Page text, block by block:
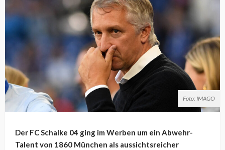
Foto: IMAGO
Der FC Schalke 04 ging im Werben um ein Abwehr-
Talent von 1860 München als aussichtsreicher